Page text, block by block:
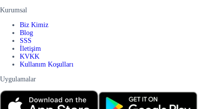
Kurumsal
Biz Kimiz
Blog
SSS
İletişim
KVKK
Kullanım Koşulları
Uygulamalar